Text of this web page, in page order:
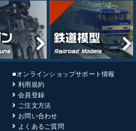
■オンラインショップサポート情報
利用規約
会員登録
ご注文方法
お問い合わせ
よくあるご質問